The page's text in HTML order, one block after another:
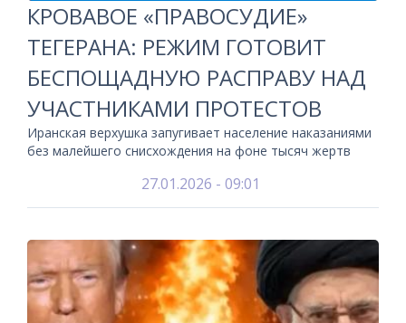
КРОВАВОЕ «ПРАВОСУДИЕ»
ТЕГЕРАНА: РЕЖИМ ГОТОВИТ
БЕСПОЩАДНУЮ РАСПРАВУ НАД
УЧАСТНИКАМИ ПРОТЕСТОВ
Иранская верхушка запугивает население наказаниями
без малейшего снисхождения на фоне тысяч жертв
27.01.2026 - 09:01